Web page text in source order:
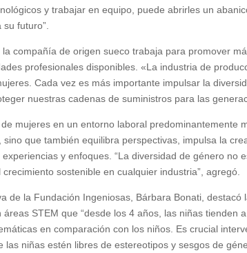
y trabajar en equipo, puede abrirles un
futuro”.
compañía de origen sueco trabaja para promover
profesionales disponibles. «La industria de
Cada vez es más importante impulsar la
nuestras cadenas de suministros para las
mujeres en un entorno laboral predominantemente
que también equilibra perspectivas, impulsa la
y enfoques. “La diversidad de género no
sostenible en cualquier industria”, agregó.
de la Fundación Ingeniosas, Bárbara Bonati, destacó
STEM que “desde los 4 años, las niñas tienden
en comparación con los niños. Es crucial
niñas estén libres de estereotipos y sesgos de